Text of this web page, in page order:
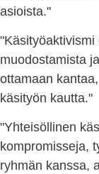
asioista."
muodostamista
ottamaan
käsityön kautta."
"Yhteisöllinen
kompromisseja,
ryhmän kanssa,